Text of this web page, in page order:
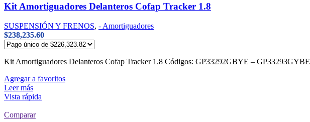
Kit Amortiguadores Delanteros Cofap Tracker 1.8
SUSPENSIÓN Y FRENOS, - Amortiguadores
$238,235.60
Kit Amortiguadores Delanteros Cofap Tracker 1.8 Códigos: GP33292GBYE – GP33293GYBE
Agregar a favoritos
Leer más
Vista rápida
Comparar